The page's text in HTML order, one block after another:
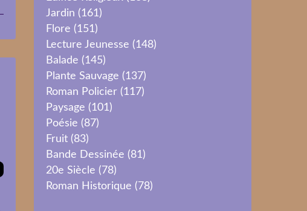
Jardin (161)
Flore (151)
Lecture Jeunesse (148)
Balade (145)
Plante Sauvage (137)
Roman Policier (117)
Paysage (101)
Poésie (87)
Fruit (83)
Bande Dessinée (81)
20e Siècle (78)
Roman Historique (78)